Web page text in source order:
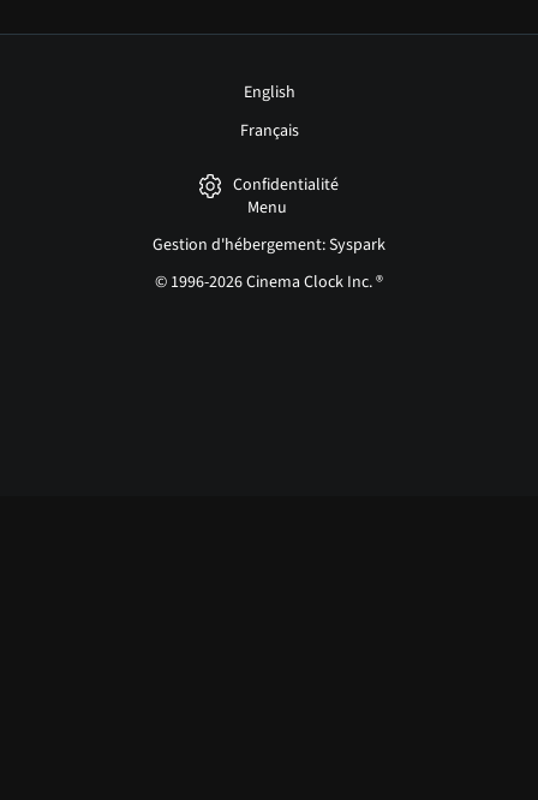
English
Français
Confidentialité
Menu
Gestion d'hébergement: Syspark
© 1996-2026 Cinema Clock Inc. ®